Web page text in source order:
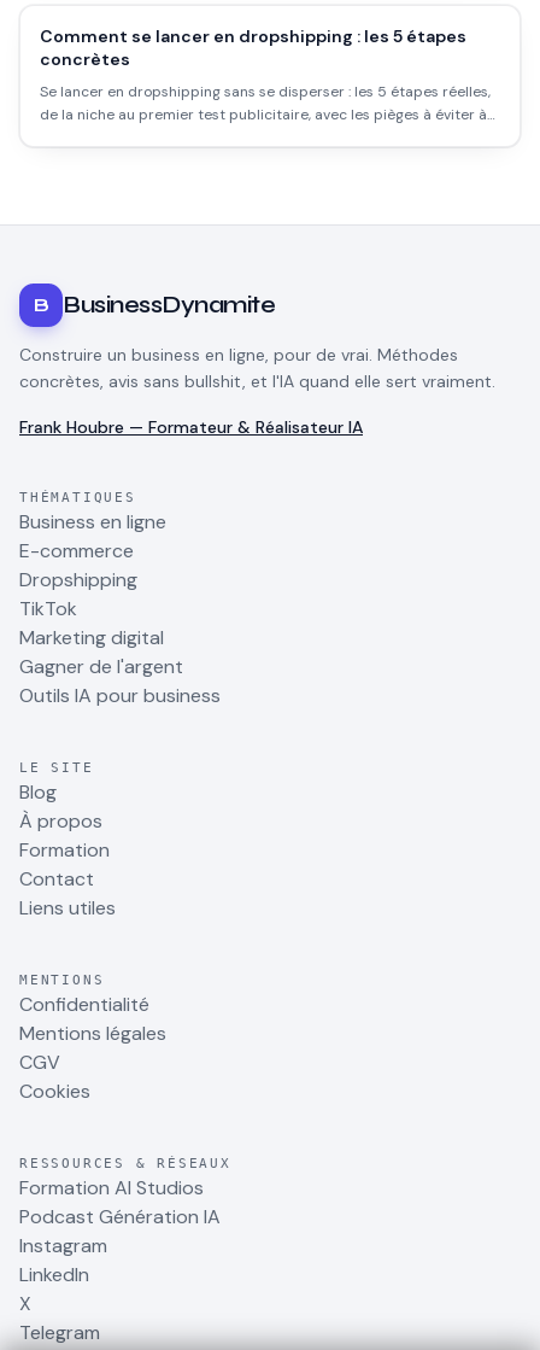
Comment se lancer en dropshipping : les 5 étapes
concrètes
Se lancer en dropshipping sans se disperser : les 5 étapes réelles,
de la niche au premier test publicitaire, avec les pièges à éviter à
B BusinessDynamite
Construire un business en ligne, pour de vrai. Méthodes
concrètes, avis sans bullshit, et l'IA quand elle sert vraiment.
Frank Houbre — Formateur & Réalisateur IA
THÉMATIQUES
Business en ligne
E-commerce
Dropshipping
TikTok
Marketing digital
Gagner de l'argent
Outils IA pour business
LE SITE
Blog
À propos
Formation
Contact
Liens utiles
MENTIONS
Confidentialité
Mentions légales
CGV
Cookies
RESSOURCES & RÉSEAUX
Formation AI Studios
Podcast Génération IA
Instagram
LinkedIn
X
Telegram